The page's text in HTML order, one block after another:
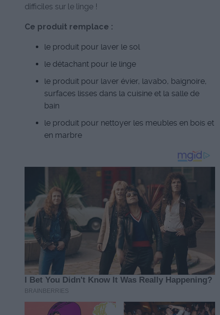
difficiles sur le linge !
Ce produit remplace :
le produit pour laver le sol
le détachant pour le linge
le produit pour laver évier, lavabo, baignoire,
surfaces lisses dans la cuisine et la salle de
bain
le produit pour nettoyer les meubles en bois et
en marbre